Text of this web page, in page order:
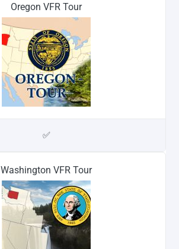
Oregon VFR Tour
✅
Washington VFR Tour